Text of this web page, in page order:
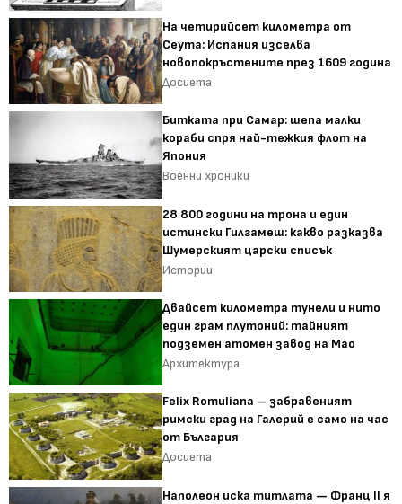
На четирийсет километра от
Сеута: Испания изселва
новопокръстените през 1609 година
Досиета
Битката при Самар: шепа малки
кораби спря най-тежкия флот на
Япония
Военни хроники
28 800 години на трона и един
истински Гилгамеш: какво разказва
Шумерският царски списък
Истории
Двайсет километра тунели и нито
един грам плутоний: тайният
подземен атомен завод на Мао
Архитектура
Felix Romuliana – забравеният
римски град на Галерий е само на час
от България
Досиета
Наполеон иска титлата — Франц II я